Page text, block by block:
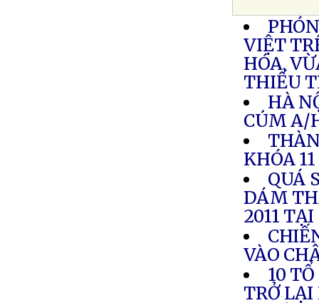
VIỆT
HÓA,
THIẾU
HÀ
CÚM A/
KHÓA
QUÁ
DÁM
2011
VÀO
10
TRỞ LẠI